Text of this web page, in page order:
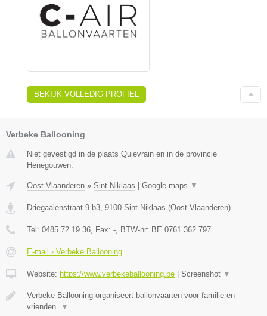
BEKIJK VOLLEDIG PROFIEL
Verbeke Ballooning
Niet gevestigd in de plaats Quievrain en in de provincie
Henegouwen.
Oost-Vlaanderen » Sint Niklaas | Google maps ▼
Driegaaienstraat 9 b3 9100 Sint Niklaas (Oost-Vlaanderen)
Tel: 0485.72.19.36 , Fax: - , BTW-nr: BE 0761.362.797
E-mail › Verbeke Ballooning
Website: https://www.verbekeballooning.be | Screenshot ▼
Verbeke Ballooning organiseert ballonvaarten voor familie en
vrienden.
▼